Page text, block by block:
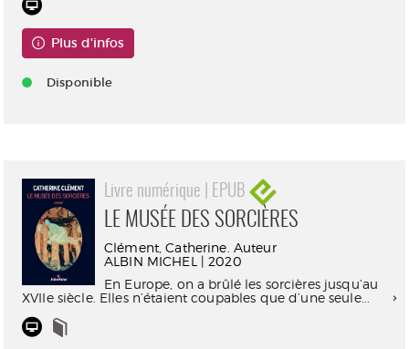
Plus d'infos
Disponible
Livre numérique | EPUB
LE MUSÉE DES SORCIÈRES
Clément, Catherine. Auteur
ALBIN MICHEL | 2020
En Europe, on a brûlé les sorcières jusqu’au
XVIIe siècle. Elles n’étaient coupables que d’une seule...